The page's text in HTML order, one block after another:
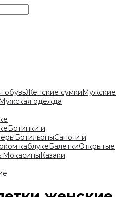
обувьЖенские сумкиМужские
Мужская одежда
Ботинки и
БотильоныСапоги и
каблукеБалеткиОткрытые
МокасиныКазаки